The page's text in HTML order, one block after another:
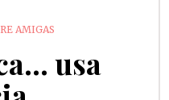
AMIGAS
usa